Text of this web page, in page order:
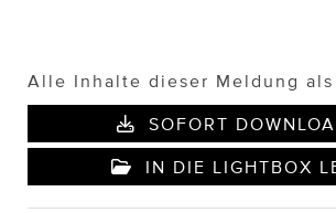
Alle Inhalte dieser Meldung
SOFORT
IN DIE LIGHTBOX